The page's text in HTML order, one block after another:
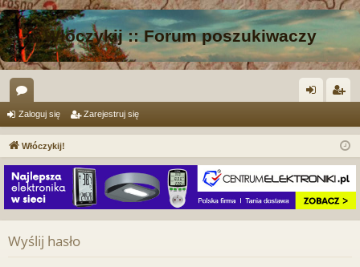
Włóczykij :: Forum poszukiwaczy
or
a og
si
ę
ej
tru
j
Zaloguj się Zarejestruj się
Włóczykij!
Wyślij hasło